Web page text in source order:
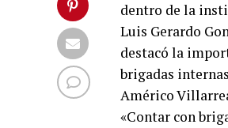
dentro de la
Luis Gerardo
destacó la
brigadas
Américo
«Contar con